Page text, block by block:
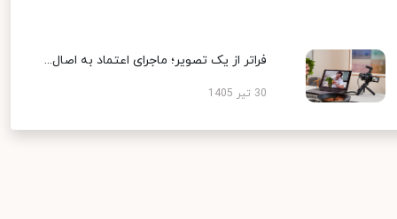
فراتر از یک تصویر؛ ماجرای اعتماد به اصال...
30 تیر 1405